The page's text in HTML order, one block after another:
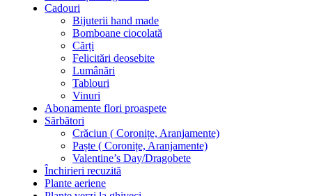
Cadouri
Bijuterii hand made
Bomboane ciocolată
Cărți
Felicitări deosebite
Lumânări
Tablouri
Vinuri
Abonamente flori proaspete
Sărbători
Crăciun ( Coronițe, Aranjamente)
Paște ( Coronițe, Aranjamente)
Valentine’s Day/Dragobete
Închirieri recuzită
Plante aeriene